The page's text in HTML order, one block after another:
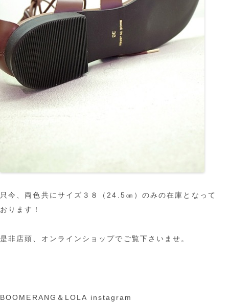
只今、両色共にサイズ３８（24.5㎝）のみの在庫となって
おります！
是非店頭、オンラインショップでご覧下さいませ。
BOOMERANG＆LOLA instagram